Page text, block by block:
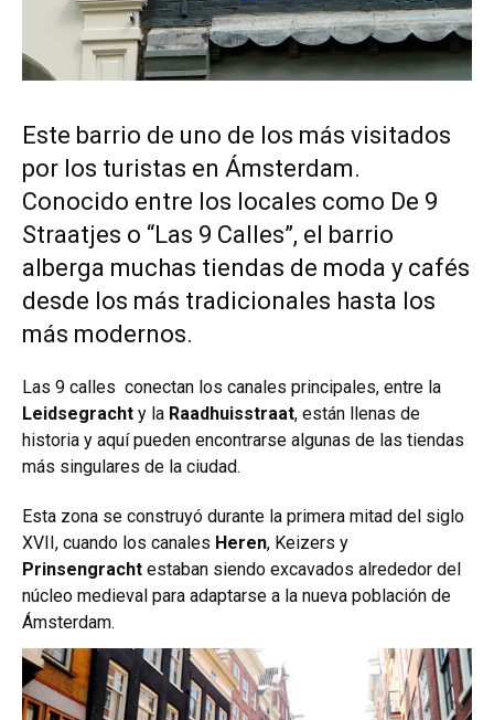
Este barrio de uno de los más visitados
por los turistas en Ámsterdam.
Conocido entre los locales como De 9
Straatjes o “Las 9 Calles”, el barrio
alberga muchas tiendas de moda y cafés
desde los más tradicionales hasta los
más modernos.
Las 9 calles conectan los canales principales, entre la
Leidsegracht y la Raadhuisstraat, están llenas de
historia y aquí pueden encontrarse algunas de las tiendas
más singulares de la ciudad.
Esta zona se construyó durante la primera mitad del siglo
XVII, cuando los canales Heren, Keizers y
Prinsengracht estaban siendo excavados alrededor del
núcleo medieval para adaptarse a la nueva población de
Ámsterdam.